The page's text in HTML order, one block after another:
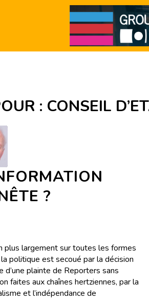
: CONSEIL
?
plus largement sur toutes les formes
politique est secoué par la décision
d’une plainte de Reporters sans
faites aux chaînes hertziennes, par la
et l’indépendance de